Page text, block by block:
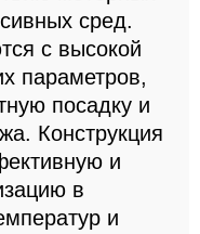
сред.
с высокой
параметров,
посадку и
Конструкция
и
в
и